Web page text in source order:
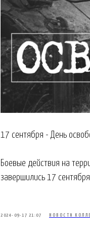
17 сентября - День
Боевые действия на
завершились 17
2024-09-17 21:07 НОВОСТИ